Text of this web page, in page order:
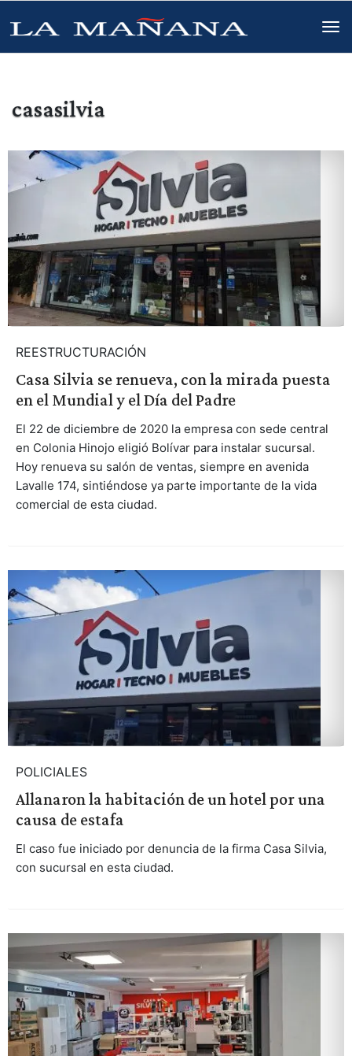
casasilvia
REESTRUCTURACIÓN
Casa Silvia se renueva, con la mirada puesta
en el Mundial y el Día del Padre
El 22 de diciembre de 2020 la empresa con sede central
en Colonia Hinojo eligió Bolívar para instalar sucursal.
Hoy renueva su salón de ventas, siempre en avenida
Lavalle 174, sintiéndose ya parte importante de la vida
comercial de esta ciudad.
POLICIALES
Allanaron la habitación de un hotel por una
causa de estafa
El caso fue iniciado por denuncia de la firma Casa Silvia,
con sucursal en esta ciudad.